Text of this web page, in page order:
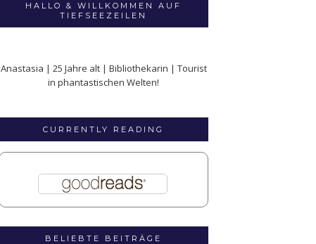
HALLO & WILLKOMMEN AUF
TIEFSEEZEILEN
Anastasia | 25 Jahre alt | Bibliothekarin | Tourist
in phantastischen Welten!
CURRENTLY READING
BELIEBTE BEITRÄGE